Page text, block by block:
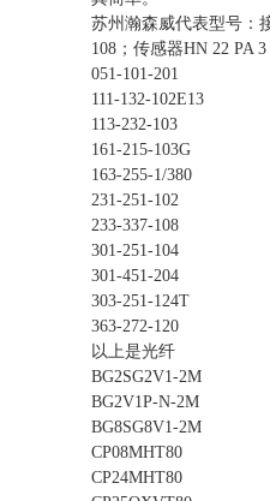
苏州瀚森威代表型号：
108；传感器HN 22 PA
051-101-201
111-132-102E13
113-232-103
161-215-103G
163-255-1/380
231-251-102
233-337-108
301-251-104
301-451-204
303-251-124T
363-272-120
以上是光纤
BG2SG2V1-2M
BG2V1P-N-2M
BG8SG8V1-2M
CP08MHT80
CP24MHT80